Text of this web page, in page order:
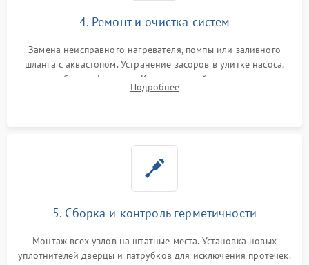
4. Ремонт и очистка систем
Замена неисправного нагревателя, помпы или заливного
шланга с аквастопом. Устранение засоров в улитке насоса,
патрубках и фильтрах. Компонентный ремонт платы
управления, восстановление поврежденной проводки.
Подробнее
5. Сборка и контроль герметичности
Монтаж всех узлов на штатные места. Установка новых
уплотнителей дверцы и патрубков для исключения протечек.